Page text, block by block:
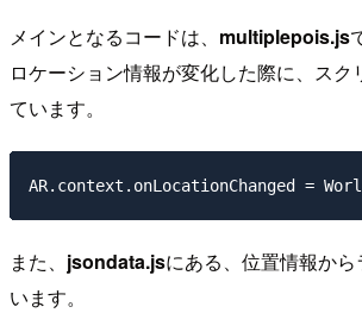
メインとなるコードは、 multiplepois.js
ロケーション情報が変化した際に、ス
ています。
また、 jsondata.jsにある、位置情報か
います。